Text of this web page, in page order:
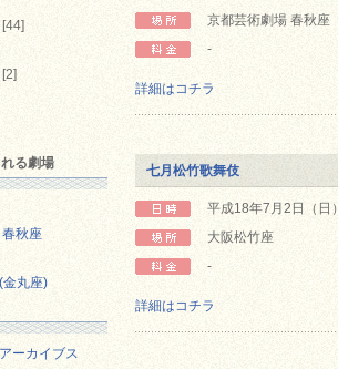
京都芸術劇場 春秋座
-
詳細はコチラ
七月松竹歌舞伎
平成18年7月2日（日
大阪松竹座
-
詳細はコチラ
[44]
[2]
る劇場
秋座
金丸座)
ーカイブス